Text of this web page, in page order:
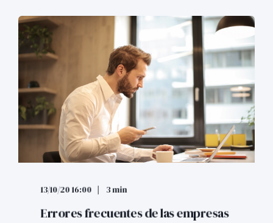
13/10/20 16:00 3 min
Errores frecuentes de las empresas